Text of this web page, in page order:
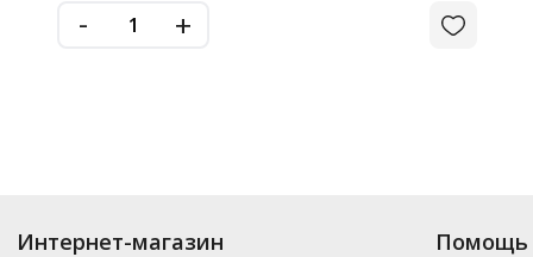
- +
Интернет-магазин Помощь